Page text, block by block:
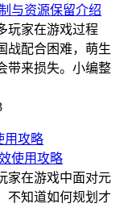
与资源保留介绍
玩家在游戏过程
战配合困难，萌生
带来损失。小编整
使用攻略
家在游戏中面对元
不知道如何规划才